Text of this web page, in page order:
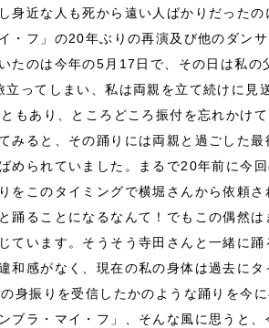
身近な人も死から遠い人ばかりだった
・フ」の20年ぶりの再演及び他のダン
たのは今年の5月17日で、その日は私
ってしまい、私は両親を立て続けに見
もあり、ところどころ振付を忘れかけ
みると、その踊りには両親と過ごした
められていました。まるで20年前に今
をこのタイミングで横堀さんから依頼
踊ることになるなんて！でもこの偶然
ています。そうそう寺田さんと一緒に
和感がなく、現在の私の身体は過去に
身振りを受信したかのような踊りを今
ブラ・マイ・フ」、そんな風に思うと